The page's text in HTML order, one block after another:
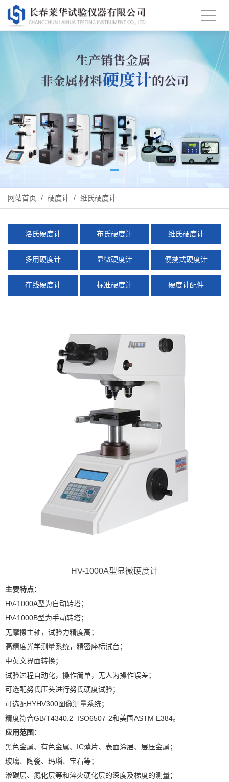
网站首页 / 硬度计 / 维氏硬度计
洛氏硬度计 布氏硬度计 维氏硬度计
多用硬度计 显微硬度计 便携式硬度计
在线硬度计 标准硬度计 硬度计配件
HV-1000A型显微硬度计
主要特点：
HV-1000A型为自动转塔；
HV-1000B型为手动转塔；
无摩擦主轴，试验力精度高；
高精度光学测量系统，精密座标试台；
中英文界面转换；
试验过程自动化，操作简单，无人为操作误差；
可选配努氏压头进行努氏硬度试验；
可选配HYHV300图像测量系统；
精度符合GB/T4340.2 ISO6507-2和美国ASTM E384。
应用范围：
黑色金属、有色金属、IC薄片、表面涂层、层压金属；
玻璃、陶瓷、玛瑙、宝石等；
渗碳层、氮化层等和淬火硬化层的深度及梯度的测量；
扫描微信二维码